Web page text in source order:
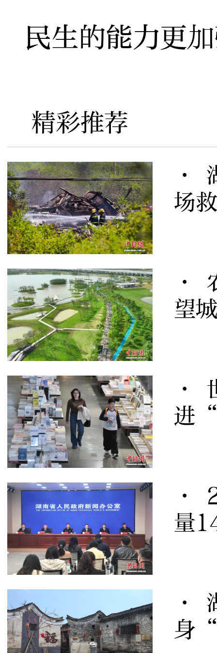
民生的能力更
精彩推荐
·
场
·
望
·
进
·
量
·
身